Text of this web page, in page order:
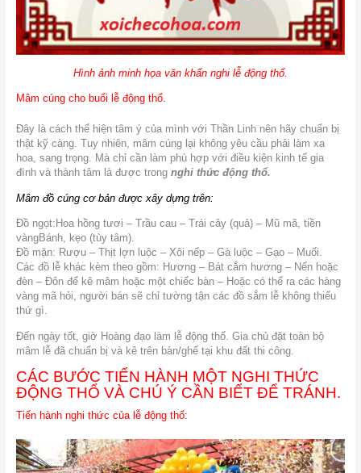
Hình ảnh minh họa văn khấn nghi lễ động thổ.
Mâm cúng cho buổi lễ động thổ.
Đây là cách thể hiện tâm ý của mình với Thần Linh nên hãy chuẩn bị
thật kỹ càng. Tuy nhiên, mâm cúng lại không yêu cầu phải làm xa
hoa, sang trọng. Mà chỉ cần làm phù hợp với điều kiện kinh tế gia
đình và thành tâm là được trong nghi thức động thổ.
Mâm đồ cúng cơ bản được xây dựng trên:
Đồ ngọt:Hoa hồng tươi – Trầu cau – Trái cây (quả) – Mũ mã, tiền
vàngBánh, kẹo (tùy tâm).
Đồ mặn: Rượu – Thịt lợn luộc – Xôi nếp – Gà luộc – Gạo – Muối.
Các đồ lễ khác kèm theo gồm: Hương – Bát cắm hương – Nến hoặc
đèn – Đôn để kê mâm hoặc một chiếc bàn – Hoặc có thể ra các hàng
vàng mã hỏi, người bán sẽ chỉ tường tận các đồ sắm lễ không thiếu
thứ gì.
Đến ngày tốt, giờ Hoàng đạo làm lễ động thổ. Gia chủ đặt toàn bộ
mâm lễ đã chuẩn bị và kê trên bàn/ghế tại khu đất thi công.
CÁC BƯỚC TIẾN HÀNH MỘT NGHI THỨC
ĐỘNG THỔ VÀ CHÚ Ý CẦN BIẾT ĐỂ TRÁNH.
Tiến hành nghi thức của lễ động thổ: